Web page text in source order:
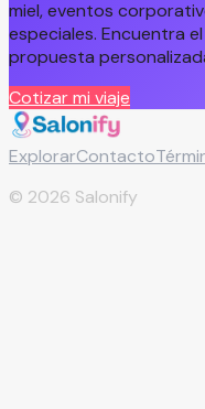
miel, eventos
especiales. Encuentra
propuesta
Cotizar mi viaje
ExplorarContacto
© 2026 Salonify